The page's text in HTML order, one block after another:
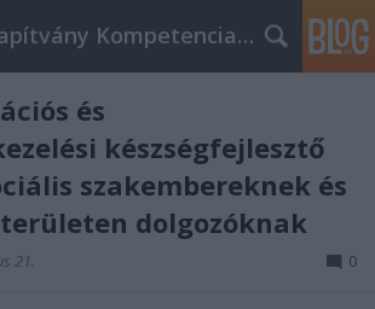
Artemisszió Alapítvány Kompetencia Központ
és
készségfejlesztő
szakembereknek és
dolgozóknak
21. 0